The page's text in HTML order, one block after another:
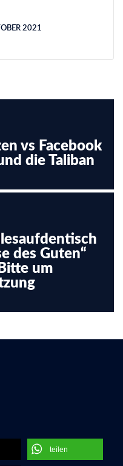
2021
vs Facebook
die Taliban
des Guten“
um
teilen